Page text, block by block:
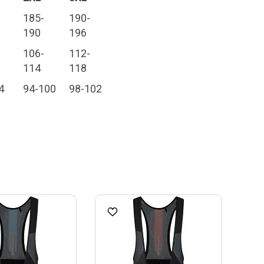
185-
190
190-
196
106-
114
112-
118
94-100 98-102